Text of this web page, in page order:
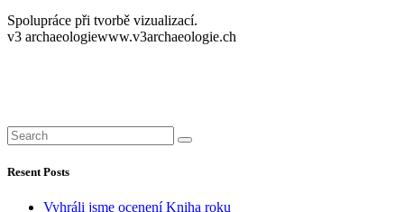
Spolupráce při tvorbě vizualizací.
v3 archaeologiewww.v3archaeologie.ch
Resent Posts
Vyhráli jsme ocenení Kniha roku